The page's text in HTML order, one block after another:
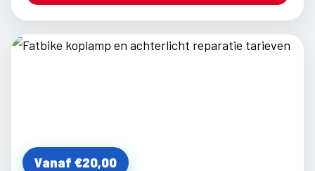
Vanaf €20,00